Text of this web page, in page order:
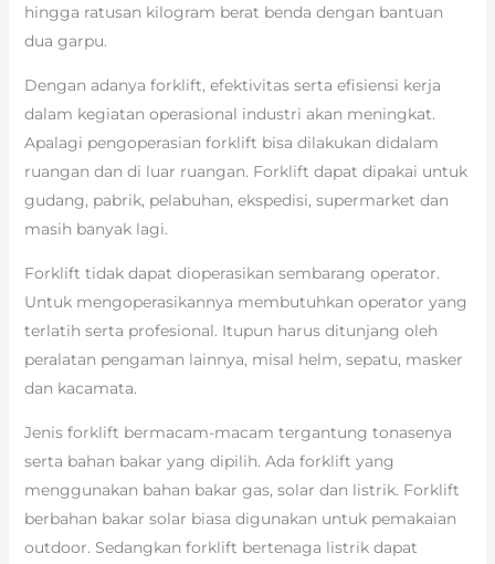
hingga ratusan kilogram berat benda dengan bantuan
dua garpu.
Dengan adanya forklift, efektivitas serta efisiensi kerja
dalam kegiatan operasional industri akan meningkat.
Apalagi pengoperasian forklift bisa dilakukan didalam
ruangan dan di luar ruangan. Forklift dapat dipakai untuk
gudang, pabrik, pelabuhan, ekspedisi, supermarket dan
masih banyak lagi.
Forklift tidak dapat dioperasikan sembarang operator.
Untuk mengoperasikannya membutuhkan operator yang
terlatih serta profesional. Itupun harus ditunjang oleh
peralatan pengaman lainnya, misal helm, sepatu, masker
dan kacamata.
Jenis forklift bermacam-macam tergantung tonasenya
serta bahan bakar yang dipilih. Ada forklift yang
menggunakan bahan bakar gas, solar dan listrik. Forklift
berbahan bakar solar biasa digunakan untuk pemakaian
outdoor. Sedangkan forklift bertenaga listrik dapat